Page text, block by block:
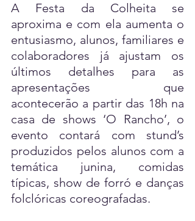
A Festa da Colheita se
aproxima e com ela aumenta o
entusiasmo, alunos, familiares e
colaboradores já ajustam os
últimos detalhes para as
apresentações que
acontecerão a partir das 18h na
casa de shows ‘O Rancho’, o
evento contará com stund’s
produzidos pelos alunos com a
temática junina, comidas
típicas, show de forró e danças
folclóricas coreografadas.